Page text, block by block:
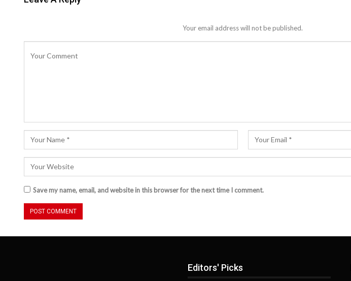
Your email address will not be published.
Save my name, email, and website in this browser for the next time I comment.
Editors' Picks